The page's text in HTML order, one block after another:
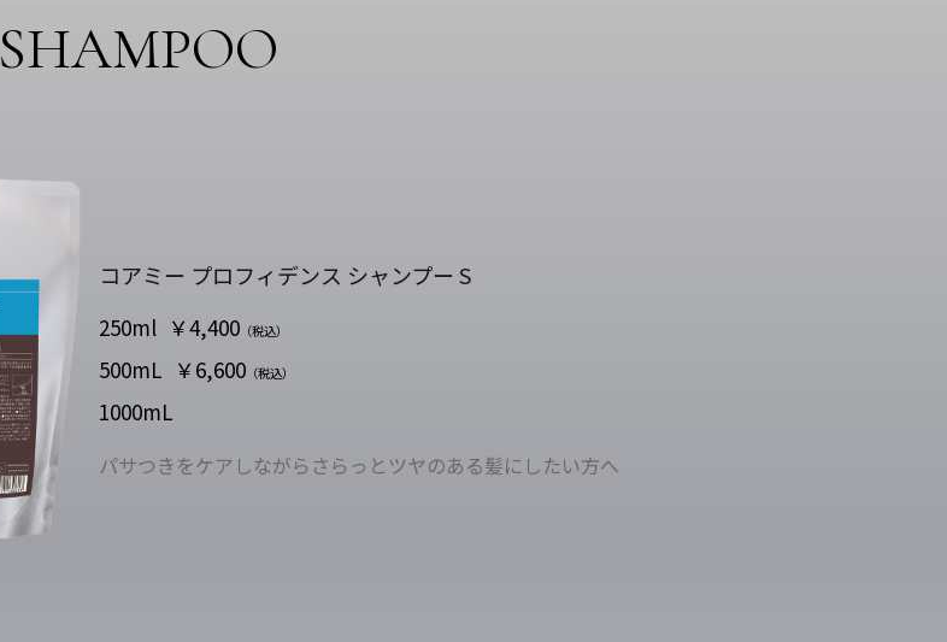
SHAMPOO
コアミー プロフィデンス シャンプー S
250ml ￥4,400 （税込）
500mL ￥6,600 （税込）
1000mL
パサつきをケアしながらさらっとツヤのある髪にしたい方へ